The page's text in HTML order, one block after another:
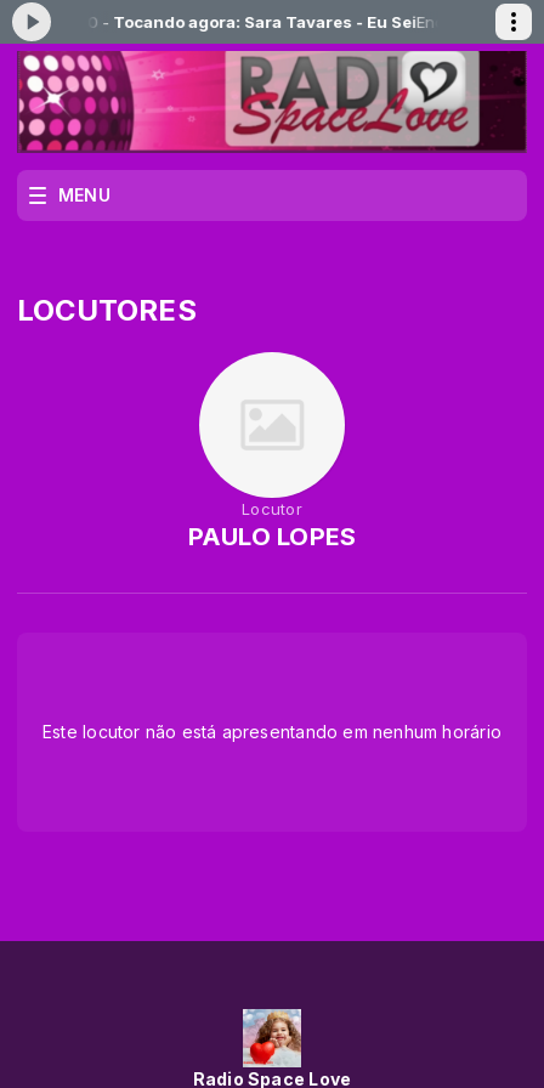
às 00:00 -Tocando agora: Sara Tavares - Eu SeiEncontros com
MENU
LOCUTORES
Locutor
PAULO LOPES
Este locutor não está apresentando em nenhum horário
Radio Space Love